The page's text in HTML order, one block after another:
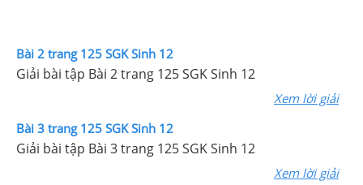
Bài 2 trang 125 SGK Sinh 12
Giải bài tập Bài 2 trang 125 SGK Sinh 12
Xem lời giải
Bài 3 trang 125 SGK Sinh 12
Giải bài tập Bài 3 trang 125 SGK Sinh 12
Xem lời giải